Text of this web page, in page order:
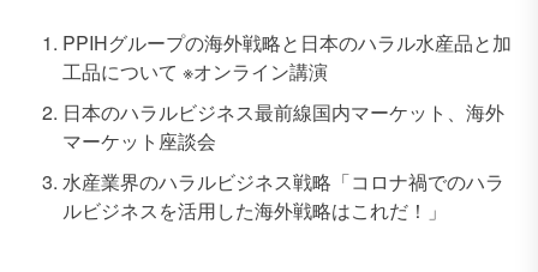
PPIHグループの海外戦略と日本のハラル水産品と加
工品について ※オンライン講演
日本のハラルビジネス最前線国内マーケット、海外
マーケット座談会
水産業界のハラルビジネス戦略「コロナ禍でのハラ
ルビジネスを活用した海外戦略はこれだ！」